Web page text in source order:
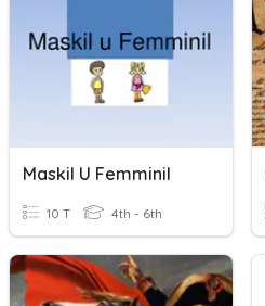
Maskil U Femminil
10 T 4th - 6th